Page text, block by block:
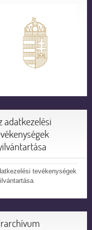
adatkezelési
tevékenységek